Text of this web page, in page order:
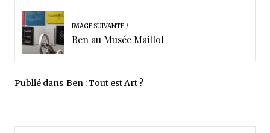
IMAGE SUIVANTE
Ben au Musée Maillol
Publié dans Ben : Tout est Art ?